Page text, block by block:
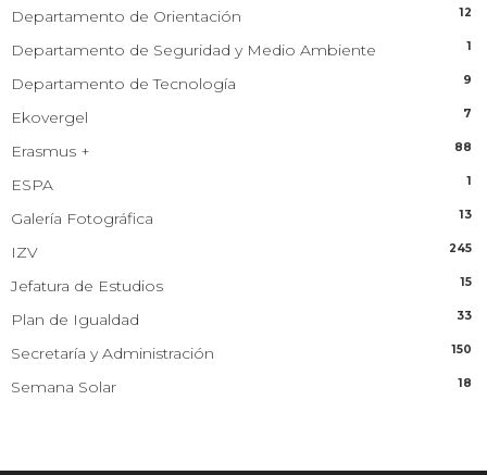
Departamento de Orientación 12
Departamento de Seguridad y Medio Ambiente 1
Departamento de Tecnología 9
Ekovergel 7
Erasmus + 88
ESPA 1
Galería Fotográfica 13
IZV 245
Jefatura de Estudios 15
Plan de Igualdad 33
Secretaría y Administración 150
Semana Solar 18